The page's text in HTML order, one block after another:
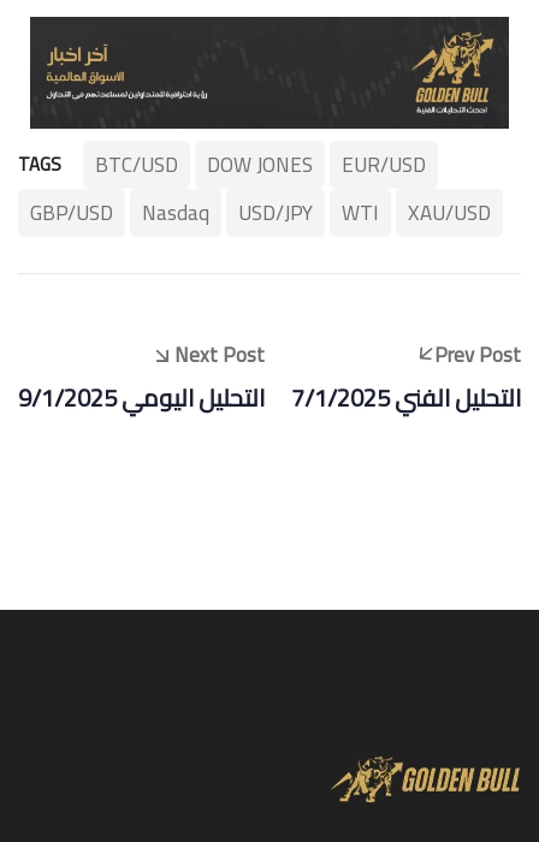
TAGS BTC/USD DOW JONES
EUR/USD
GBP/USD
Nasdaq USD/JPY WTI XAU/USD
Prev Post
التحليل الفني 7/1/2025
Next Post
التحليل اليومي 9/1/2025